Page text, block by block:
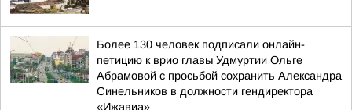
Более 130 человек подписали онлайн-
петицию к врио главы Удмуртии Ольге
Абрамовой с просьбой сохранить Александра
Синельников в должности гендиректора
«Ижавиа»